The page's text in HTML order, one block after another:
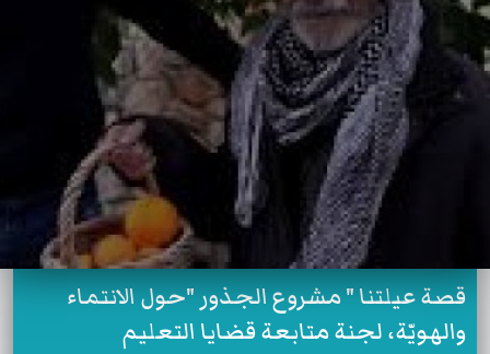
قصة عيلتنا " مشروع الجذور "حول الانتماء
والهويّة، لجنة متابعة قضايا التعليم